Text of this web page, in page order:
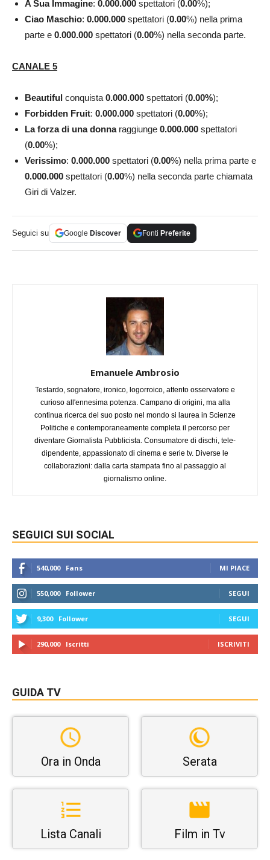
A Sua Immagine: 0.000.000 spettatori (0.00%);
Ciao Maschio: 0.000.000 spettatori (0.00%) nella prima
parte e 0.000.000 spettatori (0.00%) nella seconda parte.
CANALE 5
Beautiful conquista 0.000.000 spettatori (0.00%);
Forbidden Fruit: 0.000.000 spettatori (0.00%);
La forza di una donnaraggiunge 0.000.000 spettatori
(0.00%);
Verissimo: 0.000.000 spettatori (0.00%) nella prima parte e
0.000.000 spettatori (0.00%) nella seconda parte chiamata
Giri di Valzer.
Seguici su Google Discover Fonti Preferite
Emanuele Ambrosio
Testardo, sognatore, ironico, logorroico, attento osservatore e
curioso all'ennesima potenza. Campano di origini, ma alla
continua ricerca del suo posto nel mondo si laurea in Scienze
Politiche e contemporaneamente completa il percorso per
diventare Giornalista Pubblicista. Consumatore di dischi, tele-
dipendente, appassionato di cinema e serie tv. Diverse le
collaborazioni: dalla carta stampata fino al passaggio al
giornalismo online.
SEGUICI SUI SOCIAL
540,000 Fans MI PIACE
550,000 Follower SEGUI
9,300 Follower SEGUI
290,000 Iscritti ISCRIVITI
GUIDA TV
Ora in Onda Serata
Lista Canali Film in Tv